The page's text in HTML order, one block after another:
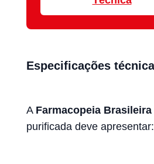
Especificações
A Farmacopeia Brasileira
purificada deve apresentar: